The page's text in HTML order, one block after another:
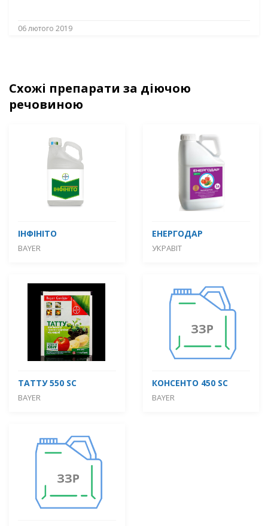
06 лютого 2019
Схожі препарати за діючою
речовиною
ІНФІНІТО
BAYER
ЕНЕРГОДАР
УКРАВІТ
ТАТТУ 550 SC
BAYER
КОНСЕНТО 450 SC
BAYER